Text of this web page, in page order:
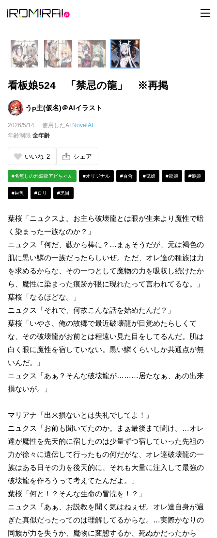
t
o
看板娘524 「禁忌の龍」 ※再掲
うp主(仮名)＠AIイラスト
2026/5/14 使用したAI NovelAI
年齢制限 全年齢
いいね 2 シェア
#名無しの邪淵龍アビちゃん #オリジナル #百合 #鬼娘 #龍娘 #狼娘
#巨乳 #ロリ #黒目
葉桜「ニュクスよ。お主ら破壊龍とは眼が生来より魔性で暗
く染まった一族なのか？」
ニュクス「何だ、藪から棒に？…まぁそうだが、元は褐色の
肌に黒い鱗の一族だったらしいぜ。ただ、オレ達の種族は力
を求めるからな、その一つとして魔物の力を吸収し続けたか
ら、魔性に染まった痕跡が眼に現れたって言われてるな。」
葉桜「なるほどな。」
ニュクス「それで、何故こんな話を始めたんだ？」
葉桜「いやさ、俺の故郷で最近破壊龍が目覚めたらしくて
な、その破壊龍がお前とは程遠い見た目をしてるんだ。肌は
白く眼に魔性を宿していない。黒い鱗くらいしか共通点が無
いんだ。」
ニュクス「あぁ？そんな破壊龍が………居たなぁ、あの出来
損ないが。」
マリアナ「出来損ないとは失礼でしてよ！」
ニュクス「お前も聞いてたのか。まぁ最後まで聞け。…オレ
達が魔性を先天的に宿したのは少量ずつ宿していった先祖の
力が徐々に遺伝して行ったもの何だがな、オレ達破壊龍の一
族はある日その力を後天的に、それも大量に注入して最強の
破壊龍を作ろうって考えてたんだよ。」
葉桜「何と！？そんな生命の冒涜を！？」
ニュクス「あぁ、お説教を聞く気はねぇぜ。オレ達自身が過
ぎた真似だったってのは理解してるからな。…実際かなりの
同族が力を失うか、魔物に変態するか、死ぬかだったから